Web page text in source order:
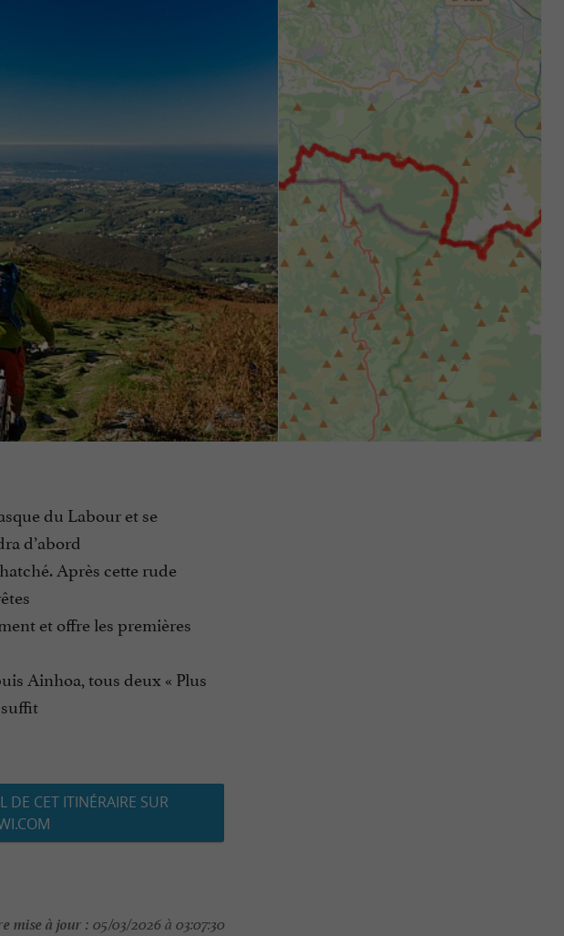
du Labour et se
d’abord
Après cette rude
et offre les premières
Ainhoa, tous deux « Plus
DE CET ITINÉRAIRE SUR
mise à jour : 05/03/2026 à 03:07:30